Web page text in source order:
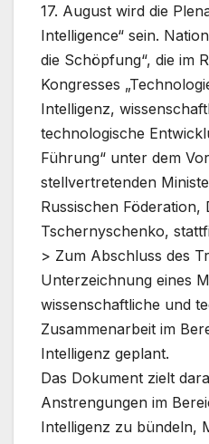
17. August wird die
Intelligence“ sein.
die Schöpfung“, die im
Kongresses
Intelligenz,
technologische
Führung“ unter dem
stellvertretenden
Russischen Föderation,
Tschernyschenko,
> Zum Abschluss des
Unterzeichnung eines
wissenschaftliche und
Zusammenarbeit im
Intelligenz geplant.
Das Dokument zielt
Anstrengungen im
Intelligenz zu bündeln,